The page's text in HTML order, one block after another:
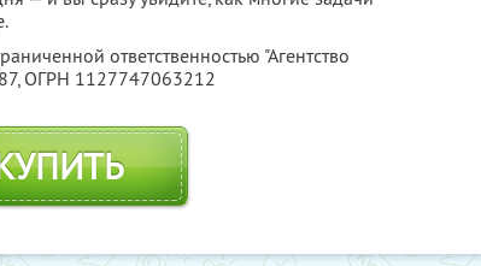
ответственностью "Агентство
, ОГРН 1127747063212